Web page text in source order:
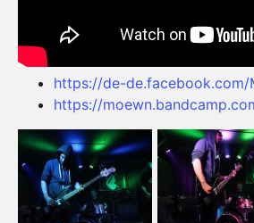
https://de-de.facebook.com/
https://